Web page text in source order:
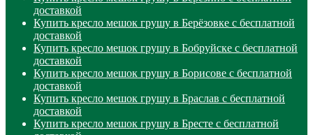
доставкой
Купить кресло мешок грушу в Берёзовке с бесплатной
доставкой
Купить кресло мешок грушу в Бобруйске с бесплатной
доставкой
Купить кресло мешок грушу в Борисове с бесплатной
доставкой
Купить кресло мешок грушу в Браслав с бесплатной
доставкой
Купить кресло мешок грушу в Бресте с бесплатной